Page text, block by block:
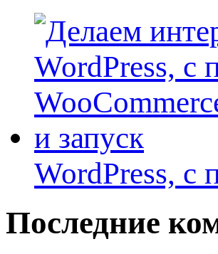
WordPress, с
Последние